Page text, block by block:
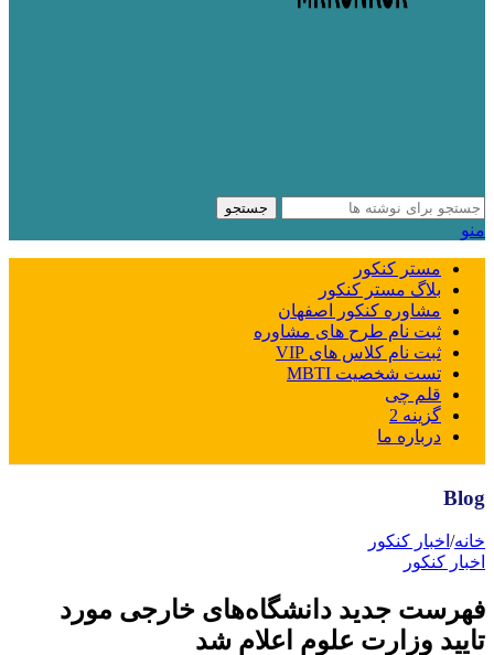
جستجو
منو
مستر کنکور
بلاگ مستر کنکور
مشاوره کنکور اصفهان
ثبت نام طرح های مشاوره
ثبت نام کلاس های VIP
تست شخصیت MBTI
قلم چی
گزینه 2
درباره ما
Blog
خانه/ اخبار کنکور
اخبار کنکور
فهرست جدید دانشگاه‌های خارجی مورد
تایید وزارت علوم اعلام شد